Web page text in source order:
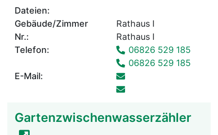
Dateien:
Gebäude/Zimmer
Nr.:
Rathaus I
Rathaus I
Telefon:
06826 529 185
06826 529 185
E-Mail:
Gartenzwischenwasserzähler